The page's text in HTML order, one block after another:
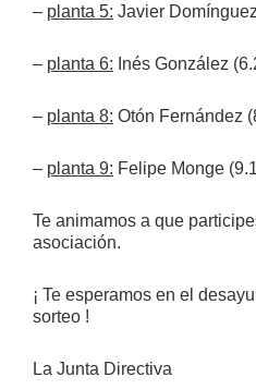
– planta 5: Javier
– planta 6: Inés González
– planta 8: Otón Fernández
– planta 9: Felipe Monge
Te animamos a que
asociación.
¡ Te esperamos en el
sorteo !
La Junta Directiva